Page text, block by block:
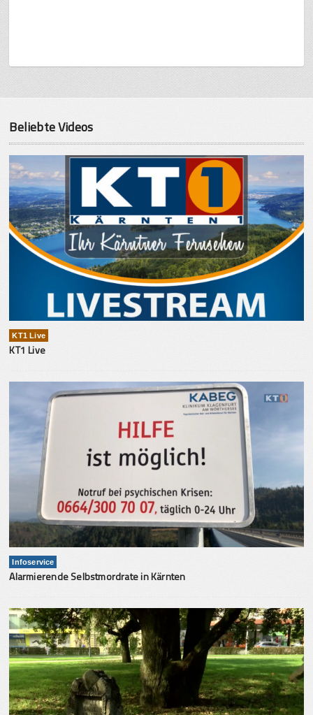
Beliebte Videos
KT1 Live
KT1 Live
Infoservice
Alarmierende Selbstmordrate in Kärnten